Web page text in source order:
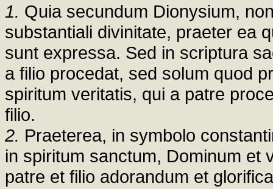
1. Quia secundum Dionysium,
substantiali divinitate, praeter ea
sunt expressa. Sed in scriptura
a filio procedat, sed solum quod
spiritum veritatis, qui a patre
filio.
2. Praeterea, in symbolo
in spiritum sanctum, Dominum et
patre et filio adorandum et